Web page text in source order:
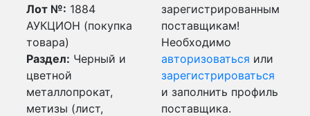
Лот №: 1884
АУКЦИОН (покупка
товара)
Раздел: Черный и
цветной
металлопрокат,
метизы (лист,
зарегистрированным
поставщикам!
Необходимо
авторизоваться или
зарегистрироваться
и заполнить профиль
поставщика.